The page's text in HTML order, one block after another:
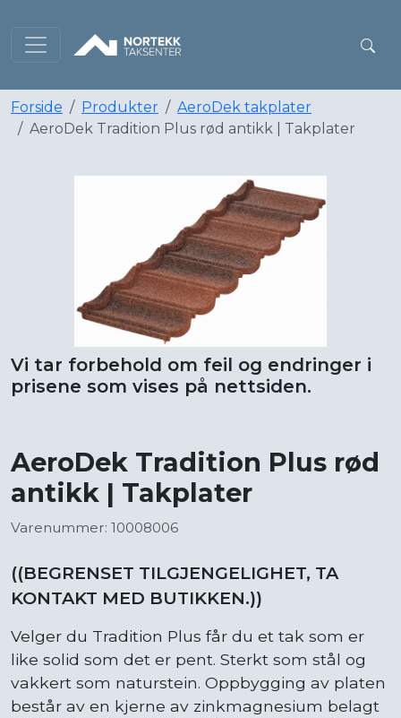
Forside Produkter
AeroDek takplater
AeroDek Tradition Plus rød antikk | Takplater
Vi tar forbehold om feil og endringer i
prisene som vises på nettsiden.
AeroDek Tradition Plus rød
antikk | Takplater
Varenummer: 10008006
((BEGRENSET TILGJENGELIGHET, TA
KONTAKT MED BUTIKKEN.))
Velger du Tradition Plus får du et tak som er
like solid som det er pent. Sterkt som stål og
vakkert som naturstein. Oppbygging av platen
består av en kjerne av zinkmagnesium belagt